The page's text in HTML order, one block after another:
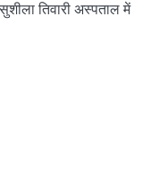
तिवारी अस्पताल में